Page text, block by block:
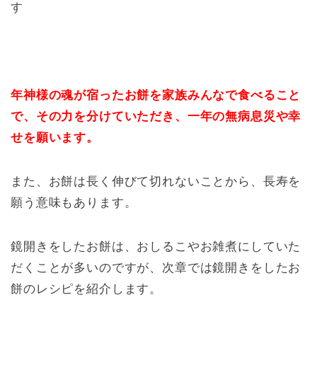
す
年神様の魂が宿ったお餅を家族みんなで食べること
で、その力を分けていただき、一年の無病息災や幸
せを願います。
また、お餅は長く伸びて切れないことから、長寿を
願う意味もあります。
鏡開きをしたお餅は、おしるこやお雑煮にしていた
だくことが多いのですが、次章では鏡開きをしたお
餅のレシピを紹介します。